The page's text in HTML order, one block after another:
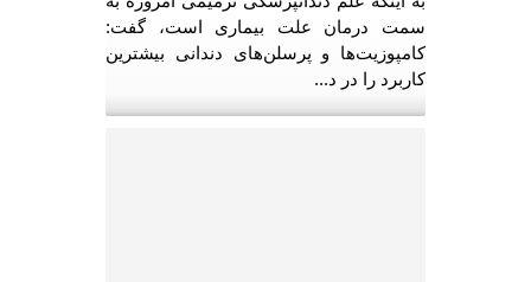
سمت درمان علت بیماری است، گفت:
کامپوزیت‌ها و پرسلن‌های دندانی بیشترین
کاربرد را در د...